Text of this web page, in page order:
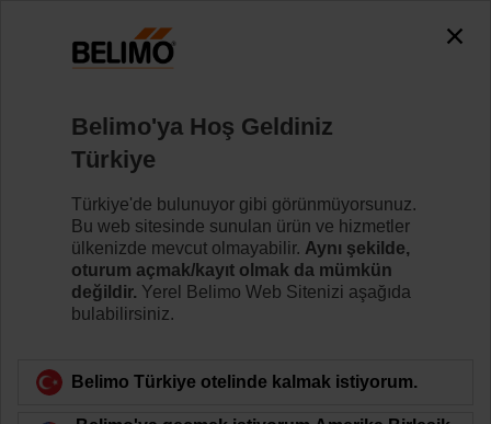
R7032R16-B3+NRF24A-SZ-O
Daha fazla bilgi
Belimo'ya Hoş Geldiniz
Türkiye
Türkiye'de bulunuyor gibi görünmüyorsunuz.
Bu web sitesinde sunulan ürün ve hizmetler
ülkenizde mevcut olmayabilir. Aynı şekilde,
oturum açmak/kayıt olmak da mümkün
değildir. Yerel Belimo Web Sitenizi aşağıda
bulabilirsiniz.
Belimo Türkiye otelinde kalmak istiyorum.